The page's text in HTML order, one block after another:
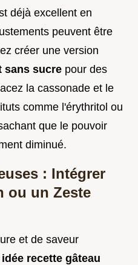
déjà excellent en
peuvent être
créer une version
sans sucre pour des
la cassonade et le
comme l'érythritol ou
que le pouvoir
diminué.
: Intégrer
ou un Zeste
et de saveur
idée recette gâteau